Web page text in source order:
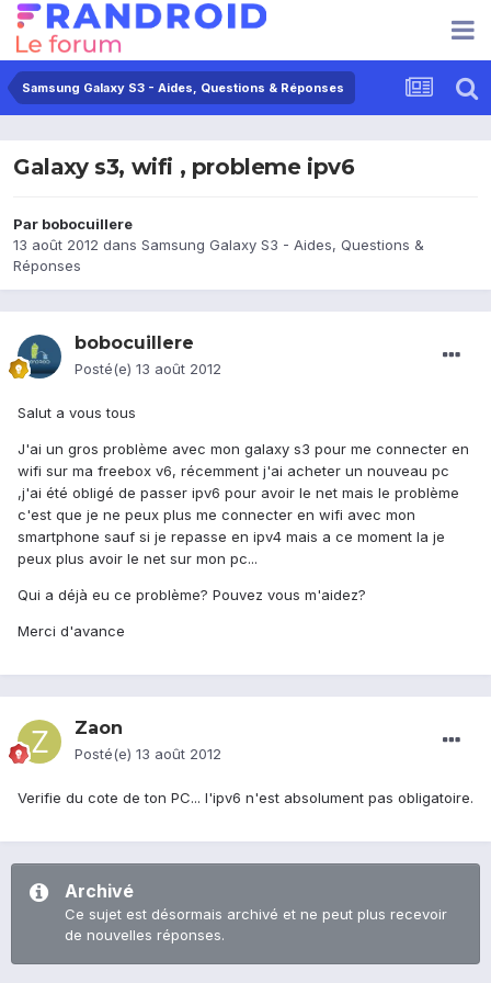
Samsung Galaxy S3 - Aides, Questions & Réponses
Galaxy s3, wifi , probleme ipv6
Par bobocuillere
13 août 2012 dans Samsung Galaxy S3 - Aides, Questions &
Réponses
bobocuillere
Posté(e) 13 août 2012
Salut a vous tous
J'ai un gros problème avec mon galaxy s3 pour me connecter en
wifi sur ma freebox v6, récemment j'ai acheter un nouveau pc
,j'ai été obligé de passer ipv6 pour avoir le net mais le problème
c'est que je ne peux plus me connecter en wifi avec mon
smartphone sauf si je repasse en ipv4 mais a ce moment la je
peux plus avoir le net sur mon pc...
Qui a déjà eu ce problème? Pouvez vous m'aidez?
Merci d'avance
Zaon
Posté(e) 13 août 2012
Verifie du cote de ton PC... l'ipv6 n'est absolument pas obligatoire.
Archivé
Ce sujet est désormais archivé et ne peut plus recevoir
de nouvelles réponses.